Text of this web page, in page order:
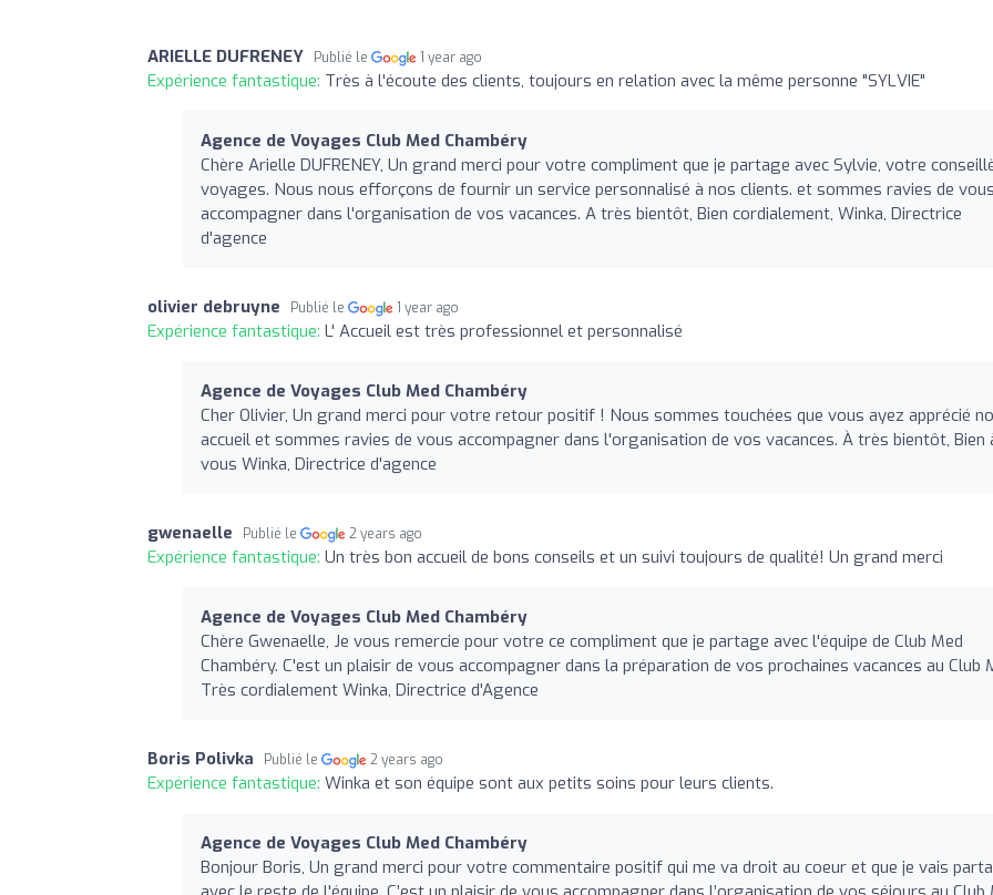
ARIELLE DUFRENEY Publié le 1 year ago
Expérience fantastique: Très à l'écoute des clients, toujours en relation avec la même personne "SYLVIE"
Agence de Voyages Club Med Chambéry
Chère Arielle DUFRENEY, Un grand merci pour votre compliment que je partage avec Sylvie, votre
voyages. Nous nous efforçons de fournir un service personnalisé à nos clients. et sommes ravies de vous
accompagner dans l'organisation de vos vacances. A très bientôt, Bien cordialement, Winka, Directrice
d'agence
olivier debruyne Publié le 1 year ago
Expérience fantastique: L' Accueil est très professionnel et personnalisé
Agence de Voyages Club Med Chambéry
Cher Olivier, Un grand merci pour votre retour positif ! Nous sommes touchées que vous ayez apprécié
accueil et sommes ravies de vous accompagner dans l'organisation de vos vacances. À très bientôt, Bien
vous Winka, Directrice d'agence
gwenaelle Publié le 2 years ago
Expérience fantastique: Un très bon accueil de bons conseils et un suivi toujours de qualité! Un grand merci
Agence de Voyages Club Med Chambéry
Chère Gwenaelle, Je vous remercie pour votre ce compliment que je partage avec l'équipe de Club Med
Chambéry. C'est un plaisir de vous accompagner dans la préparation de vos prochaines vacances au Club
Très cordialement Winka, Directrice d'Agence
Boris Polivka Publié le 2 years ago
Expérience fantastique: Winka et son équipe sont aux petits soins pour leurs clients.
Agence de Voyages Club Med Chambéry
Bonjour Boris, Un grand merci pour votre commentaire positif qui me va droit au coeur et que je vais